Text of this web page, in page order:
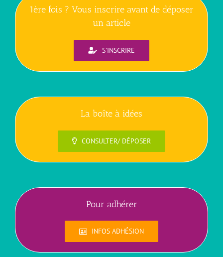
1ère fois ? Vous inscrire avant de déposer
un article
S'INSCRIRE
La boîte à idées
CONSULTER/ DÉPOSER
Pour adhérer
INFOS ADHÉSION